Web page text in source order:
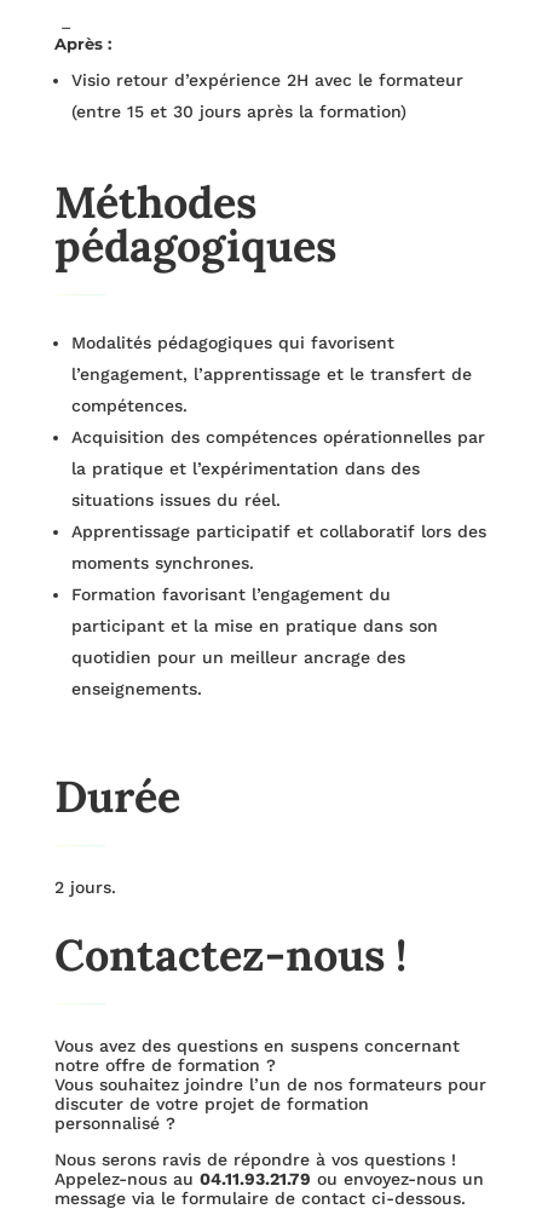
–
Après :
Visio retour d’expérience 2H avec le formateur
(entre 15 et 30 jours après la formation)
Méthodes
pédagogiques
Modalités pédagogiques qui favorisent
l’engagement, l’apprentissage et le transfert de
compétences.
Acquisition des compétences opérationnelles par
la pratique et l’expérimentation dans des
situations issues du réel.
Apprentissage participatif et collaboratif lors des
moments synchrones.
Formation favorisant l’engagement du
participant et la mise en pratique dans son
quotidien pour un meilleur ancrage des
enseignements.
Durée
2 jours.
Contactez-nous !
Vous avez des questions en suspens concernant
notre offre de formation ?
Vous souhaitez joindre l’un de nos formateurs pour
discuter de votre projet de formation
personnalisé ?
Nous serons ravis de répondre à vos questions !
Appelez-nous au 04.11.93.21.79 ou envoyez-nous un
message via le formulaire de contact ci-dessous.